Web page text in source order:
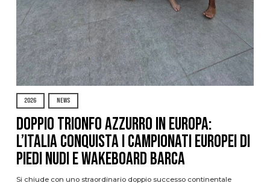
2026 NEWS
DOPPIO TRIONFO AZZURRO IN EUROPA:
L’ITALIA CONQUISTA I CAMPIONATI EUROPEI DI
PIEDI NUDI E WAKEBOARD BARCA
Si chiude con uno straordinario doppio successo continentale